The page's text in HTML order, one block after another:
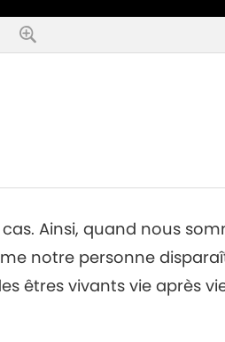
Ainsi, quand nous
notre personne
êtres vivants vie après